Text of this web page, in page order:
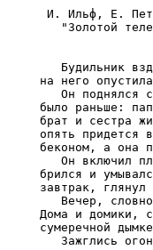
И. Ильф, Е.
"Золотой
Будильник
на него
Он поднялся
было раньше:
брат и сестра
опять придется
беконом, а она
Он включил
брился и
завтрак,
Вечер,
Дома и домики,
сумеречной
Зажглись